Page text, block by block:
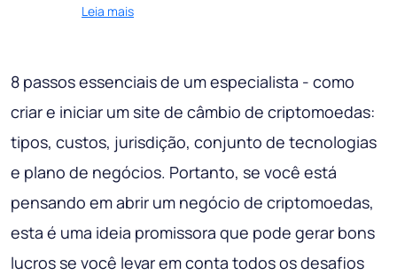
Leia mais
8 passos essenciais de um especialista - como
criar e iniciar um site de câmbio de criptomoedas:
tipos, custos, jurisdição, conjunto de tecnologias
e plano de negócios. Portanto, se você está
pensando em abrir um negócio de criptomoedas,
esta é uma ideia promissora que pode gerar bons
lucros se você levar em conta todos os desafios